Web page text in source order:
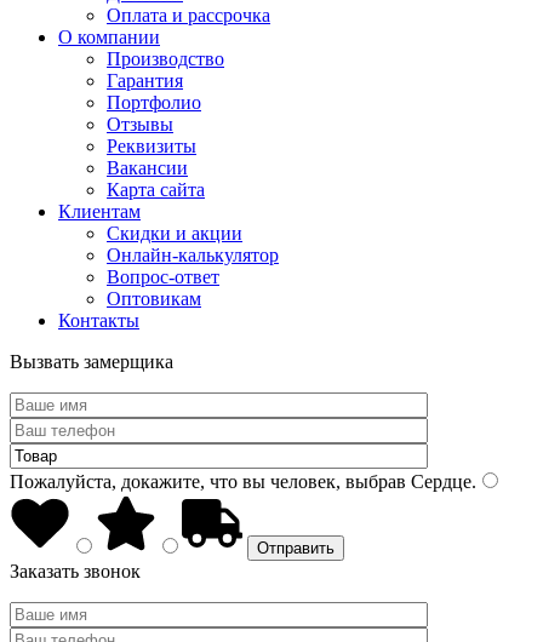
Оплата и рассрочка
О компании
Производство
Гарантия
Портфолио
Отзывы
Реквизиты
Вакансии
Карта сайта
Клиентам
Скидки и акции
Онлайн-калькулятор
Вопрос-ответ
Оптовикам
Контакты
Вызвать замерщика
Пожалуйста, докажите, что вы человек, выбрав Сердце.
Заказать звонок